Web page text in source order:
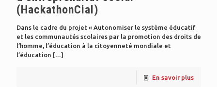
(HackathonCial)
Dans le cadre du projet « Autonomiser le système éducatif
et les communautés scolaires par la promotion des droits de
l’homme, l’éducation à la citoyenneté mondiale et
l’éducation […]
En savoir plus